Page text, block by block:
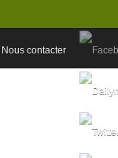
Nous contacter